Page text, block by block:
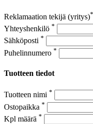
Reklamaation tekijä (yritys)*
Yhteyshenkilö *
Sähköposti *
Puhelinnumero *
Tuotteen tiedot
Tuotteen nimi *
Ostopaikka *
Kpl määrä *